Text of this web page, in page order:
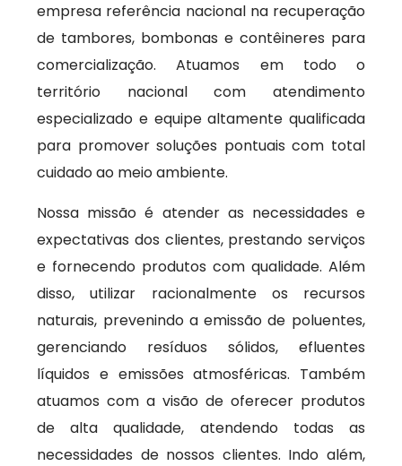
empresa referência nacional na recuperação
de tambores, bombonas e contêineres para
comercialização. Atuamos em todo o
território nacional com atendimento
especializado e equipe altamente qualificada
para promover soluções pontuais com total
cuidado ao meio ambiente.
Nossa missão é atender as necessidades e
expectativas dos clientes, prestando serviços
e fornecendo produtos com qualidade. Além
disso, utilizar racionalmente os recursos
naturais, prevenindo a emissão de poluentes,
gerenciando resíduos sólidos, efluentes
líquidos e emissões atmosféricas. Também
atuamos com a visão de oferecer produtos
de alta qualidade, atendendo todas as
necessidades de nossos clientes. Indo além,